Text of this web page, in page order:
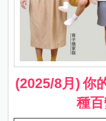
(2025/8月) 你
種